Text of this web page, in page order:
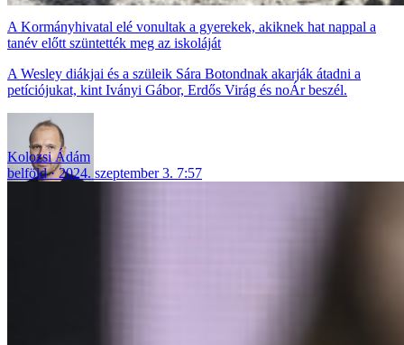
A Kormányhivatal elé vonultak a gyerekek, akiknek hat nappal a
tanév előtt szüntették meg az iskoláját
A Wesley diákjai és a szüleik Sára Botondnak akarják átadni a
petíciójukat, kint Iványi Gábor, Erdős Virág és noÁr beszél.
Kolozsi Ádám
belföld
2024. szeptember 3. 7:57